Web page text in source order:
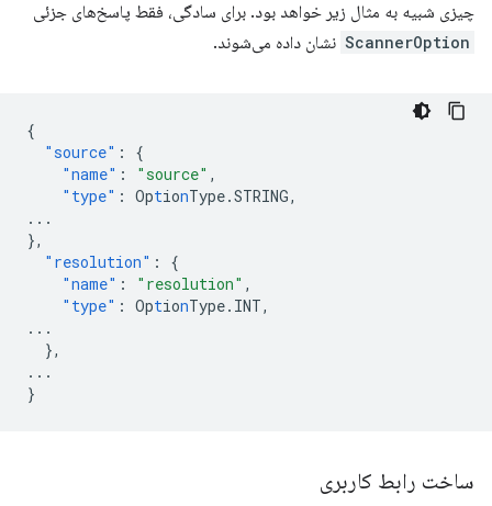
چیزی شبیه به مثال زیر خواهد بود. برای سادگی، فقط پاسخ‌های جزئی
ScannerOption نشان داده می‌شوند.
{
"source" :
{
"name" : "source" ,
"type" : OptionType.STRING,
...
},
"resolution" :
{
"name" : "resolution" ,
"type" : OptionType.INT,
...
},
...
}
ساخت رابط کاربری